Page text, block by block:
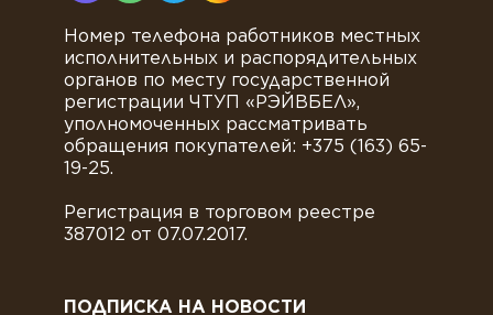
Номер телефона работников местных
исполнительных и распорядительных
органов по месту государственной
регистрации ЧТУП «РЭЙВБЕЛ»,
уполномоченных рассматривать
обращения покупателей: +375 (163) 65-
19-25.
Регистрация в торговом реестре
387012 от 07.07.2017.
ПОДПИСКА НА НОВОСТИ